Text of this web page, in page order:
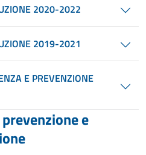
2020-2022
2019-2021
E PREVENZIONE
e